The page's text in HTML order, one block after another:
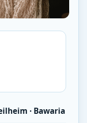
· Bawaria